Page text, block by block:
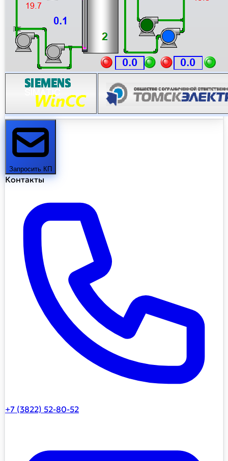
Запросить КП
Контакты
+7 (3822) 52-80-52